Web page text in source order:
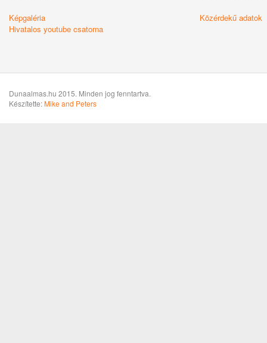
Képgaléria
Hivatalos youtube csatorna
Közérdekű adatok
Dunaalmas.hu 2015. Minden jog fenntartva.
Készítette:Mike and Peters